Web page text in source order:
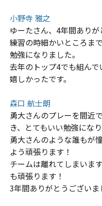
小野寺 雅之
ゆーたさん、4年間ありが
練習の時細かいところま
勉強になりました。
去年のトップ4でも組ん
嬉しかったです。
森口 航士朗
勇大さんのプレーを間近
き、とてもいい勉強にな
勇大さんのような誰もが
よう頑張ります！
チームは離れてしまいま
も頑張ります！
3年間ありがとうございま